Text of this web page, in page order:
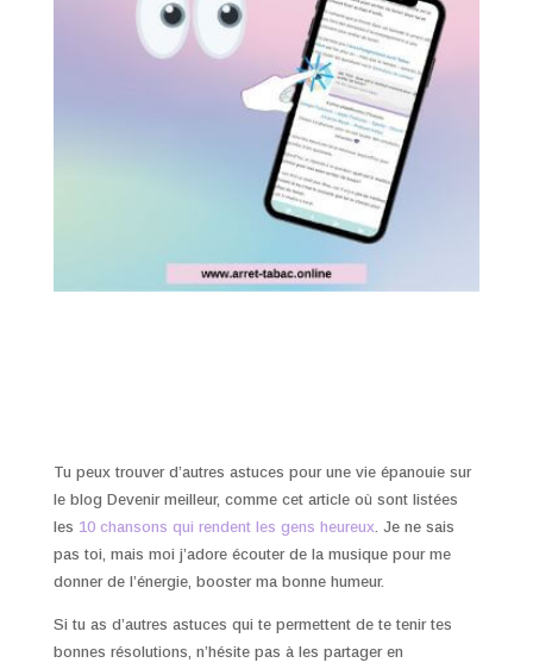
Tu peux trouver d’autres astuces pour une vie épanouie sur
le blog Devenir meilleur, comme cet article où sont listées
les 10 chansons qui rendent les gens heureux. Je ne sais
pas toi, mais moi j’adore écouter de la musique pour me
donner de l’énergie, booster ma bonne humeur.
Si tu as d’autres astuces qui te permettent de te tenir tes
bonnes résolutions, n’hésite pas à les partager en